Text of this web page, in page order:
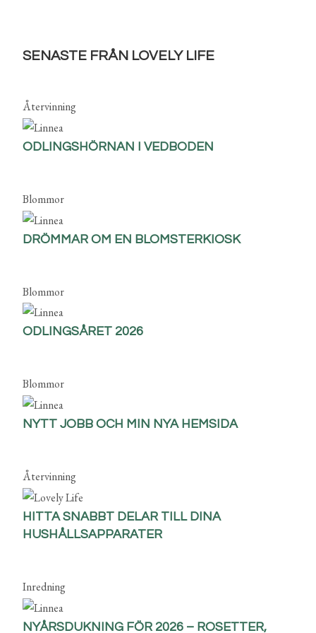
SENASTE FRÅN LOVELY LIFE
Återvinning
ODLINGSHÖRNAN I VEDBODEN
Blommor
DRÖMMAR OM EN BLOMSTERKIOSK
Blommor
ODLINGSÅRET 2026
Blommor
NYTT JOBB OCH MIN NYA HEMSIDA
Återvinning
HITTA SNABBT DELAR TILL DINA
HUSHÅLLSAPPARATER
Inredning
NYÅRSDUKNING FÖR 2026 – ROSETTER,